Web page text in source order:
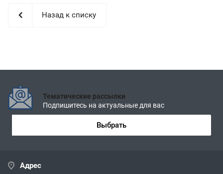
Назад к списку
Тематические рассылки
Подпишитесь на актуальные для вас
Выбрать
Адрес